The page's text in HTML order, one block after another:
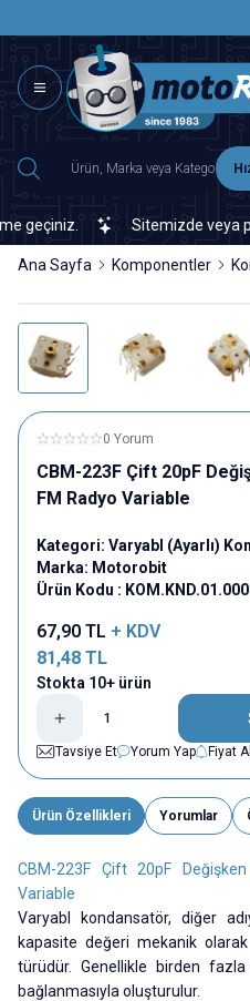
Sitemizde veya
Ana Sayfa Komponentler
0 Yorum
CBM-223F Çift 20pF
FM Radyo Variable
Kategori: Varyabl (Ayarlı)
Marka: Motorobit
Ürün Kodu :
67,90 TL + KDV
81,48 TL
Stokta 10+ ürün
Tavsiye Et
Yorum Yap Fiyat
Ürün Özellikleri Yorumlar
CBM-223F Çift 20pF
Variable
Varyabl kondansatör, diğer
kapasite değeri mekanik
türüdür. Genellikle birden fazla
bağlanmasıyla oluşturulur.